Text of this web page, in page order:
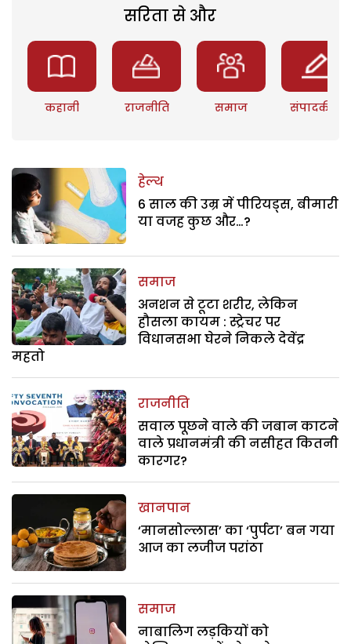
सरिता से और
कहानी राजनीति समाज संपादकीय
हेल्थ
6 साल की उम्र में पीरियड्स, बीमारी
या वजह कुछ और…?
समाज
अनशन से टूटा शरीर, लेकिन
हौसला कायम : स्ट्रेचर पर
विधानसभा घेरने निकले देवेंद्र
महतो
राजनीति
सवाल पूछने वाले की जबान काटने
वाले प्रधानमंत्री की नसीहत कितनी
कारगर?
खानपान
‘मानसोल्लास’ का ‘पुर्पटा’ बन गया
आज का लजीज परांठा
समाज
नाबालिग लड़कियों को